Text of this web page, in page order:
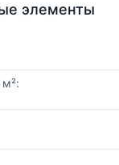
элементы